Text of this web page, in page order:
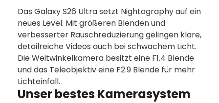
Das Galaxy S26 Ultra setzt Nightography auf ein
neues Level. Mit größeren Blenden und
verbesserter Rauschreduzierung gelingen klare,
detailreiche Videos auch bei schwachem Licht.
Die Weitwinkelkamera besitzt eine F1.4 Blende
und das Teleobjektiv eine F2.9 Blende für mehr
Lichteinfall.
Unser bestes Kamerasystem